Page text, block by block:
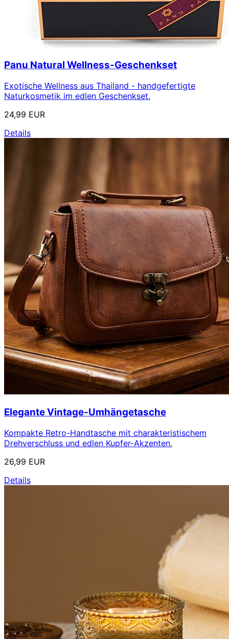
Panu Natural Wellness-Geschenkset
Exotische Wellness aus Thailand - handgefertigte
Naturkosmetik im edlen Geschenkset.
24,99 EUR
Details
Elegante Vintage-Umhängetasche
Kompakte Retro-Handtasche mit charakteristischem
Drehverschluss und edlen Kupfer-Akzenten.
26,99 EUR
Details